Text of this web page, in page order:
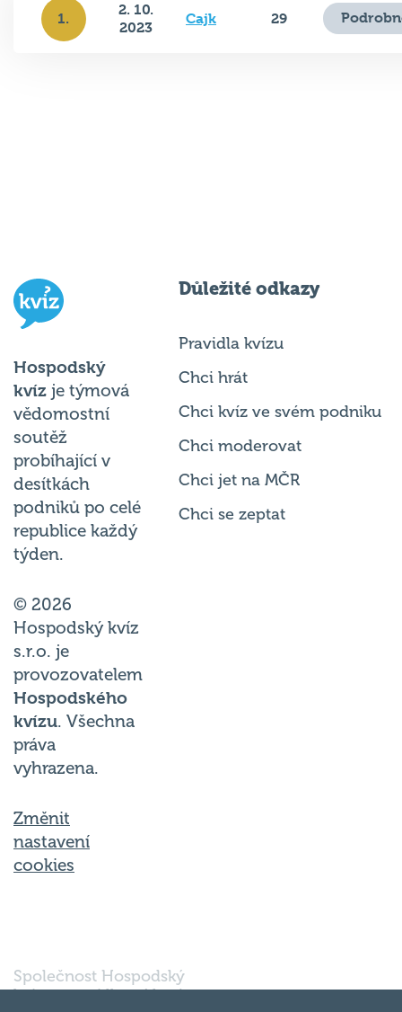
1.
2. 10.
2023
Cajk 29
Hospodský
kvíz je týmová
vědomostní
soutěž
probíhající v
desítkách
podniků po celé
republice každý
týden.
© 2026
Hospodský kvíz
s.r.o. je
provozovatelem
Hospodského
kvízu. Všechna
práva
vyhrazena.
Změnit
nastavení
cookies
Důležité odkazy
Pravidla kvízu
Chci hrát
Chci kvíz ve svém podniku
Chci moderovat
Chci jet na MČR
Chci se zeptat
Společnost Hospodský
kvíz s.r.o., sídlem Nové